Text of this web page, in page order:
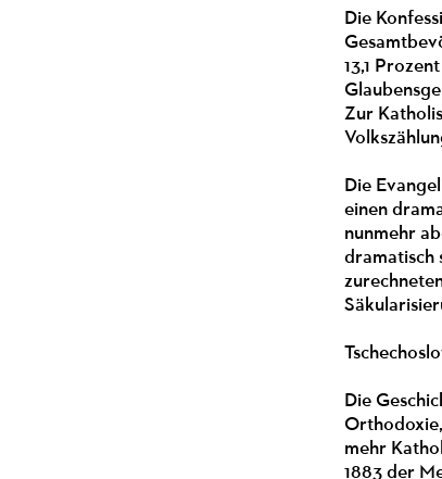
Die
13,1
Zur
Die
einen
nunmehr
dramatisch
Die
mehr
1883 der